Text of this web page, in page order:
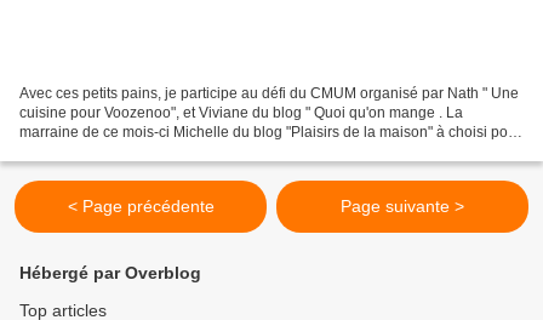
Avec ces petits pains, je participe au défi du CMUM organisé par Nath " Une
cuisine pour Voozenoo", et Viviane du blog " Quoi qu'on mange . La
marraine de ce mois-ci Michelle du blog "Plaisirs de la maison" à choisi pour
< Page précédente Page suivante >
Hébergé par Overblog
Top articles